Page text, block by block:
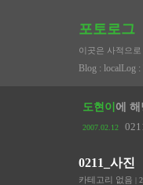
포토로그
이곳은 사적으
Blog : localLog :
도현이 에
2007.02.12
0211_사진
카테고리 없음 |